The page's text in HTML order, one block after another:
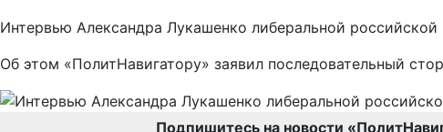
Интервью Александра Лукашенко либеральной
Об этом «ПолитНавигатору» заявил последовательный
Подпишитесь на новости